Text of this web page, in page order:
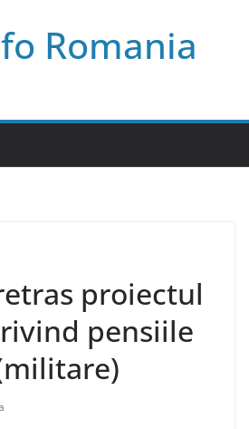
Romania
proiectul
pensiile